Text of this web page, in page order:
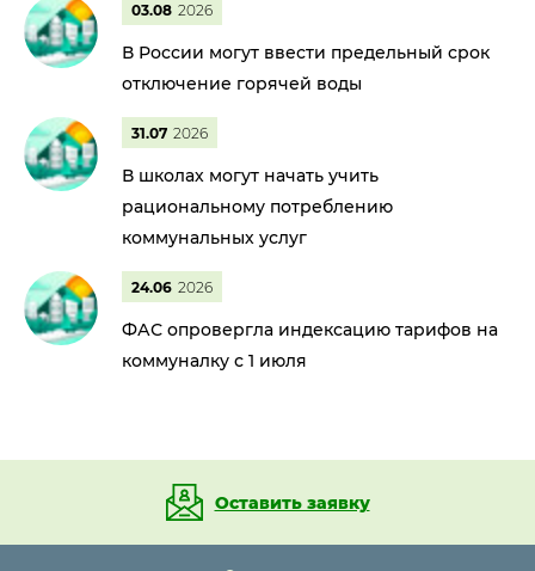
03.08 2026
В России могут ввести предельный срок
отключение горячей воды
31.07 2026
В школах могут начать учить
рациональному потреблению
коммунальных услуг
24.06 2026
ФАС опровергла индексацию тарифов на
коммуналку с 1 июля
Оставить заявку